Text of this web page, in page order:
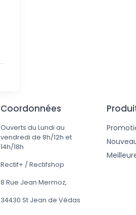
Coordonnées
Ouverts du Lundi au
vendredi de 8h/12h et
14h/18h
Rectif+ / Rectifshop
8 Rue Jean Mermoz,
34430 St Jean de Védas